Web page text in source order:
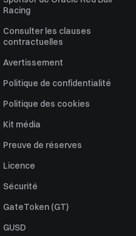
Racing
Consulter les clauses
contractuelles
Avertissement
Politique de confidentialité
Politique des cookies
Kit média
Preuve de réserves
Licence
Sécurité
GateToken (GT)
GUSD